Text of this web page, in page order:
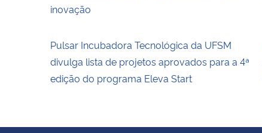
inovação
Pulsar Incubadora Tecnológica da UFSM
divulga lista de projetos aprovados para a 4ª
edição do programa Eleva Start